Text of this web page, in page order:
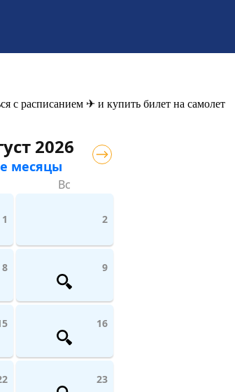
с расписанием ✈ и купить билет на самолет
2026
месяцы
Вс
1 2
8 9
16
23